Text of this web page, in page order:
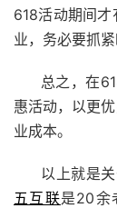
618活动期间
业，务必要抓紧
总之，在
惠活动，以更
业成本。
以上就是
五互联是20余